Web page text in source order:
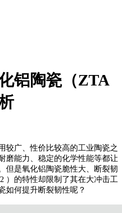
铝陶瓷（ZTA
广、性价比较高的工业陶瓷之
磨能力、稳定的化学性能等都让
但是氧化铝陶瓷脆性大、断裂韧
）的特性却限制了其在大冲击工
如何提升断裂韧性呢？